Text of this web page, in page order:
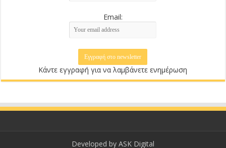
Email:
Κάντε εγγραφή για να λαμβάνετε ενημέρωση
Developed by ASK Digital